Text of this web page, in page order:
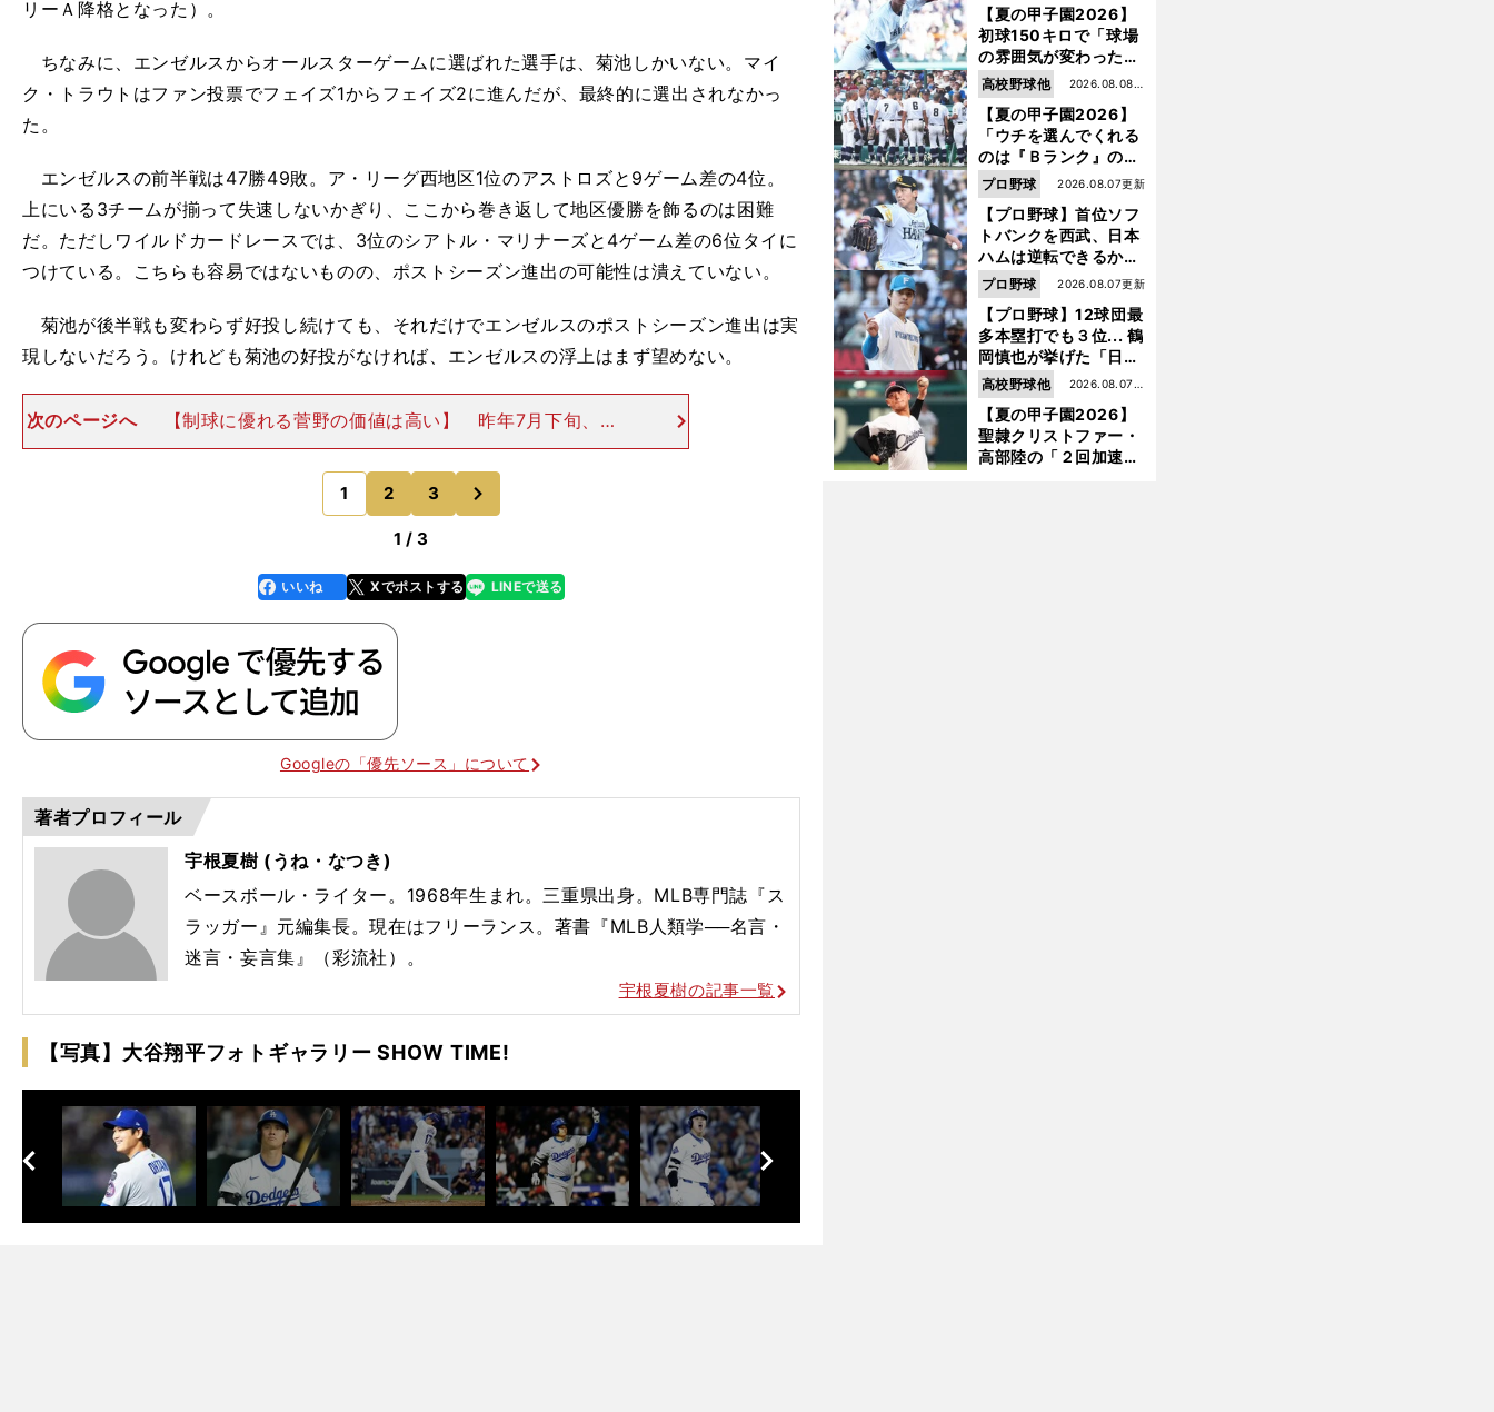
リーＡ降格となった）。
ちなみに、エンゼルスからオールスターゲームに選ばれた選手は、菊池しかいない。マイ
ク・トラウトはファン投票でフェイズ1からフェイズ2に進んだが、最終的に選出されなかっ
た。
エンゼルスの前半戦は47勝49敗。ア・リーグ西地区1位のアストロズと9ゲーム差の4位。
上にいる3チームが揃って失速しないかぎり、ここから巻き返して地区優勝を飾るのは困難
だ。ただしワイルドカードレースでは、3位のシアトル・マリナーズと4ゲーム差の6位タイに
つけている。こちらも容易ではないものの、ポストシーズン進出の可能性は潰えていない。
菊池が後半戦も変わらず好投し続けても、それだけでエンゼルスのポストシーズン進出は実
現しないだろう。けれども菊池の好投がなければ、エンゼルスの浮上はまず望めない。
次のページへ
【制球に優れる菅野の価値は高い】 昨年7月下旬、菊
池はトレードでトロント・ブルージェイズからアストロズへ移り、そこ
から10登板の60.0イニングで奪三振率11.40、与四球率2.10、防御率2.7
1 2 3
1 / 3
faceboo
k
いいね Xでポストする
line LINEで送る
Googleの「優先ソース」について
著者プロフィール
宇根夏樹 (うね・なつき)
ベースボール・ライター。1968年生まれ。 三重県出身。 MLB専門誌『ス
ラッガー』元編集長。現在はフリーランス。 著書『MLB人類学──名言・
迷言・妄言集』（彩流社）。
宇根夏樹の記事一覧
【写真】大谷翔平フォトギャラリー SHOW TIME!
次
へ
前
へ
【夏の甲子園2026】
初球150キロで「球場
の雰囲気が変わった」
29年ぶり白星を呼ん
だ大分商・平田玲翔の
底知れぬ才能
【夏の甲子園2026】
「ウチを選んでくれる
のは『Ｂランク』の選
手たち」 八幡商が15
年ぶり甲子園をつかん
だ"名門復活"の舞台裏
2026.08.08更
高校野球他
【プロ野球】首位ソフ
トバンクを西武、日本
ハムは逆転できるか？
鶴岡慎也が挙げる終
盤戦のキーマン３人
2026.08.07更新
プロ野球
【プロ野球】12球団最
多本塁打でも３位... 鶴
岡慎也が挙げた「日本
ハムの誤算」とソフト
バンク追撃のカギ
2026.08.07更新
プロ野球
【夏の甲子園2026】
聖隷クリストファー・
高部陸の「２回加速す
2026.08.07更
高校野球他